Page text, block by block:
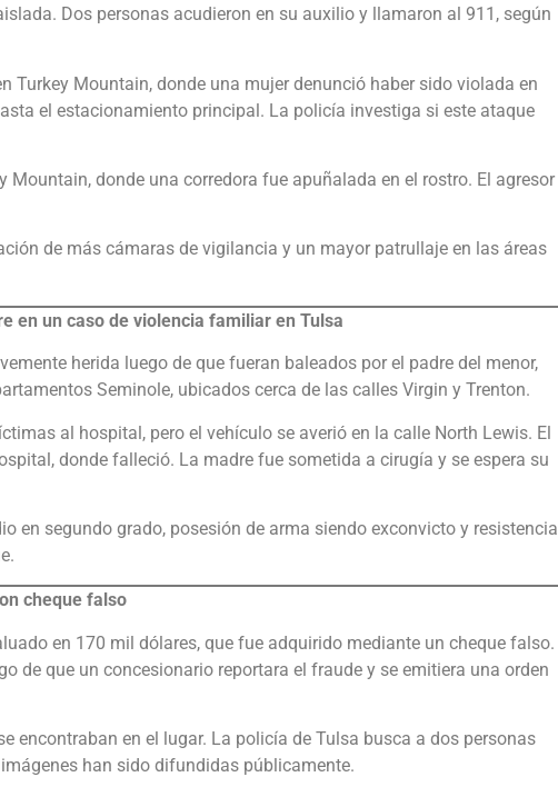
Dos personas acudieron en su auxilio y llamaron al 911, según
Turkey Mountain, donde una mujer denunció haber sido violada en
el estacionamiento principal. La policía investiga si este ataque
donde una corredora fue apuñalada en el rostro. El agresor
de más cámaras de vigilancia y un mayor patrullaje en las áreas
en un caso de violencia familiar en Tulsa
herida luego de que fueran baleados por el padre del menor,
Seminole, ubicados cerca de las calles Virgin y Trenton.
al hospital, pero el vehículo se averió en la calle North Lewis. El
donde falleció. La madre fue sometida a cirugía y se espera su
en segundo grado, posesión de arma siendo exconvicto y resistencia
cheque falso
en 170 mil dólares, que fue adquirido mediante un cheque falso.
de que un concesionario reportara el fraude y se emitiera una orden
encontraban en el lugar. La policía de Tulsa busca a dos personas
han sido difundidas públicamente.